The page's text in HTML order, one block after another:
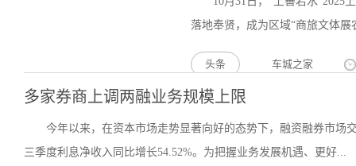
落地奉贤，成为区域“商旅文体
头条 车城之家
多家券商上调两融业务规模上限
今年以来，在资本市场走势显著向好的态势下，融资融券市场
三季度利息净收入同比增长54.52%。为把握业务发展机遇、更好...